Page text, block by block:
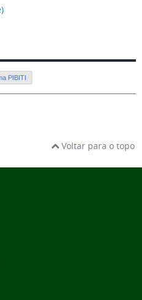
PIBITI
Voltar para o topo